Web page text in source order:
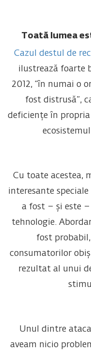
Toată lumea
Cazul destul de
ilustrează foarte
2012, “în numai o
fost distrusă”,
deficiențe în
Cu toate acestea,
interesante speciale
a fost – și este
tehnologie.
fost
consumatorilor
rezultat al unui
Unul dintre
aveam nicio